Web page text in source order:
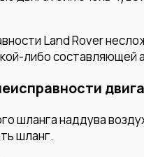
Land Rover
либо составляющей
шланга наддува
шланг.